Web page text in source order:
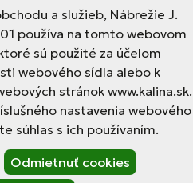
a služieb, Nábrežie J.
používa na tomto webovom
sú použité za účelom
webového sídla alebo k
stránok www.kalina.sk.
nastavenia webového
súhlas s ich používaním.
Odmietnuť cookies